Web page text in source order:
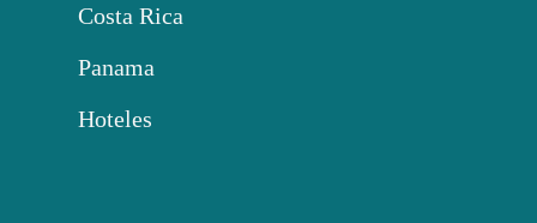
Costa Rica
Panama
Hoteles